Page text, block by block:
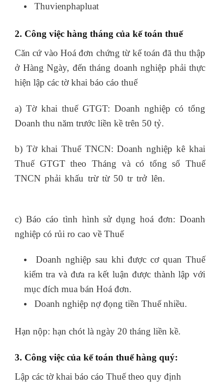
Thuvienphapluat
2. Công việc hàng tháng của kế toán thuế
Căn cứ vào Hoá đơn chứng từ kế toán đã thu thập
ở Hàng Ngày, đến tháng doanh nghiệp phải thực
hiện lập các tờ khai báo cáo thuế
a) Tờ khai thuế GTGT: Doanh nghiệp có tổng
Doanh thu năm trước liền kề trên 50 tỷ.
b) Tờ khai Thuế TNCN: Doanh nghiệp kê khai
Thuế GTGT theo Tháng và có tổng số Thuế
TNCN phải khấu trừ từ 50 tr trở lên.
c) Báo cáo tình hình sử dụng hoá đơn: Doanh
nghiệp có rủi ro cao về Thuế
Doanh nghiệp sau khi được cơ quan Thuế
kiểm tra và đưa ra kết luận được thành lập với
mục đích mua bán Hoá đơn.
Doanh nghiệp nợ đọng tiền Thuế nhiều.
Hạn nộp: hạn chót là ngày 20 tháng liền kề.
3. Công việc của kế toán thuế hàng quý:
Lập các tờ khai báo cáo Thuế theo quy định